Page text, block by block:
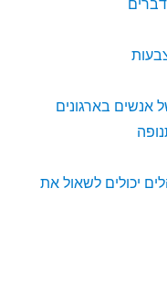
אנשים בארגונים
יכולים לשאול את